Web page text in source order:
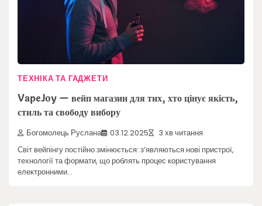
ТЕХНІКА ТА ГАДЖЕТИ
VapeJoy — вейп магазин для тих, хто цінує якість,
стиль та свободу вибору
Богомолець Руслана 03.12.2025 3 хв читання
Світ вейпінгу постійно змінюється: з’являються нові пристрої,
технології та формати, що роблять процес користування
електронними…